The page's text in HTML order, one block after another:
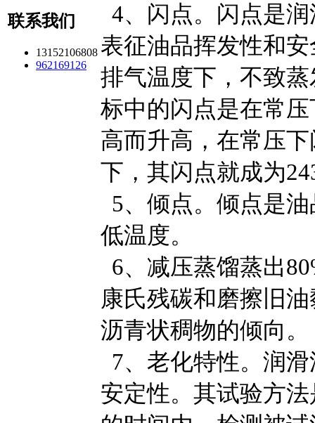
联系我们
13152106808
962169126
4、闪点。闪点是
表征油品挥发性和
排气温度下，不致
标中的闪点是在常
高而升高，在常压
下，其闪点就成为
5、倾点。倾点是
低温度。
6、减压蒸馏蒸出
康氏残碳和磨擦旧
沥青状稠物的倾向。
7、老化特性。润
安定性。其试验方